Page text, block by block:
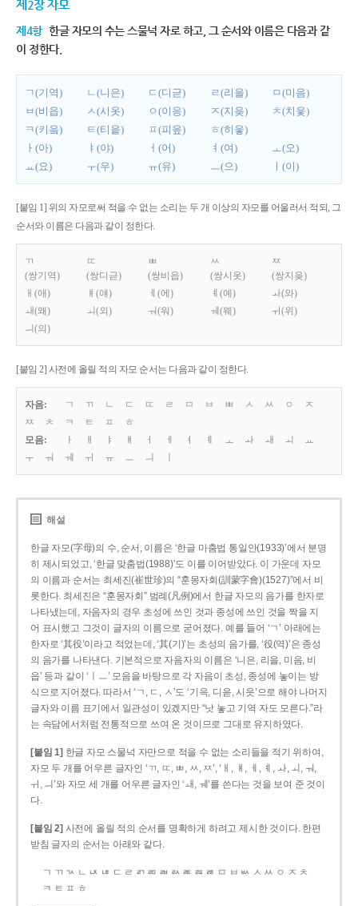
제2장 자모
제4항 한글 자모의 수는 스물넉 자로 하고, 그 순서와 이름은 다음과 같
이 정한다.
ㄱ(기역) ㄴ(니은) ㄷ(디귿) ㄹ(리을)
ㅁ(미음)
ㅂ(비읍)
ㅅ(시옷) ㅇ(이응) ㅈ(지읒)
ㅊ(치읓)
ㅋ(키읔)
ㅌ(티읕) ㅍ(피읖)
ㅎ(히읗)
ㅏ(아)
ㅑ(야) ㅓ(어) ㅕ(여)
ㅗ(오)
ㅛ(요)
ㅜ(우) ㅠ(유) ㅡ(으) ㅣ(이)
[붙임 1] 위의 자모로써 적을 수 없는 소리는 두 개 이상의 자모를 어울러서 적되, 그
순서와 이름은 다음과 같이 정한다.
ㄲ
(쌍기역)
ㄸ
(쌍디귿)
ㅃ
(쌍비읍)
ㅆ
(쌍시옷)
ㅉ
(쌍지읒)
ㅐ(애)
ㅒ(얘) ㅔ(에) ㅖ(예)
ㅘ(와)
ㅙ(왜)
ㅚ(외) ㅝ(워) ㅞ(웨)
ㅟ(위)
ㅢ(의)
[붙임 2] 사전에 올릴 적의 자모 순서는 다음과 같이 정한다.
자음: ㄱ ㄲ ㄴ ㄷ ㄸ ㄹ ㅁ ㅂ ㅃ ㅅ ㅆ ㅇ
ㅈ
ㅉ
ㅊ ㅋ ㅌ ㅍ
ㅎ
모음:
ㅏ ㅐ ㅑ ㅒ ㅓ ㅔ ㅕ ㅖ ㅗ ㅘ ㅙ ㅚ
ㅛ
ㅜ
ㅝ ㅞ ㅟ ㅠ ㅡ ㅢ
해설
한글 자모(字母)의 수, 순서, 이름은 ‘한글 마춤법 통일안(1933)’에서 분명
히 제시되었고, ‘한글 맞춤법(1988)’도 이를 이어받았다. 이 가운데 자모
의 이름과 순서는 최세진(崔世珍)의 “훈몽자회(訓蒙字會)(1527)”에서 비
롯한다. 최세진은 “훈몽자회” 범례(凡例)에서 한글 자모의 음가를 한자로
나타냈는데, 자음자의 경우 초성에 쓰인 것과 종성에 쓰인 것을 짝을 지
어 표시했고 그것이 글자의 이름으로 굳어졌다. 예를 들어 ‘ㄱ’ 아래에는
한자로 ‘其役’이라고 적었는데, ‘其(기)’는 초성의 음가를, ‘役(역)’은 종성
의 음가를 나타낸다. 기본적으로 자음자의 이름은 ‘니은, 리을, 미음, 비
읍’ 등과 같이 ‘ㅣㅡ’ 모음을 바탕으로 각 자음이 초성, 종성에 놓이는 방
식으로 지어졌다. 따라서 ‘ㄱ, ㄷ, ㅅ’도 ‘기윽, 디읃, 시읏’으로 해야 나머지
글자와 이름 표기에서 일관성이 있겠지만 “낫 놓고 기역 자도 모른다.”라
는 속담에서처럼 전통적으로 쓰여 온 것이므로 그대로 유지하였다.
[붙임 1] 한글 자모 스물넉 자만으로 적을 수 없는 소리들을 적기 위하여,
자모 두 개를 어우른 글자인 ‘ㄲ, ㄸ, ㅃ, ㅆ, ㅉ’, ‘ㅐ, ㅒ, ㅔ, ㅖ, ㅘ, ㅚ, ㅝ,
ㅟ, ㅢ’와 자모 세 개를 어우른 글자인 ‘ㅙ, ㅞ’를 쓴다는 것을 보여 준 것이
다.
[붙임 2] 사전에 올릴 적의 순서를 명확하게 하려고 제시한 것이다. 한편
받침 글자의 순서는 아래와 같다.
ㄱ ㄲ ㄳ ㄴ ㄵ ㄶ ㄷ ㄹ ㄺ ㄻ ㄼ ㄽ ㄾ ㄿ ㅀ ㅁ ㅂ ㅄ ㅅ ㅆ ㅇ ㅈ ㅊ
ㅋ ㅌ ㅍ ㅎ